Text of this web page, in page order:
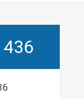
436